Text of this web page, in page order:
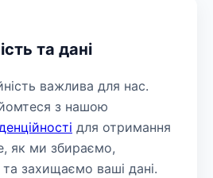
та дані
важлива для нас.
з нашою
для отримання
як ми збираємо,
захищаємо ваші дані.